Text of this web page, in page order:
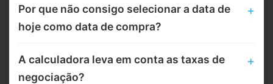
Por que não consigo selecionar a data de
hoje como data de compra?
A calculadora leva em conta as taxas de
negociação?